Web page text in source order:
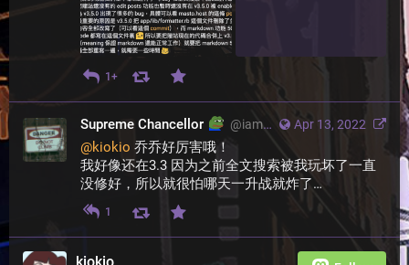
1+
Apr 13, 2022
Supreme Chancellor @iam@thesenate.cc
@kiokio 乔乔好厉害哦！
我好像还在3.3 因为之前全文搜索被我玩坏了一直
没修好，所以就很怕哪天一升战就炸了…
1